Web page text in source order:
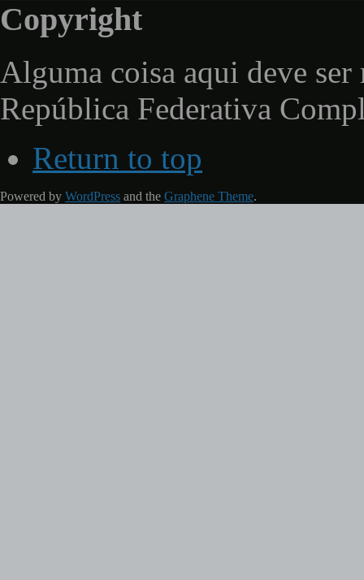
Copyright
Alguma coisa aqui deve ser
República Federativa
Return to top
Powered by WordPress and the Graphene Theme.